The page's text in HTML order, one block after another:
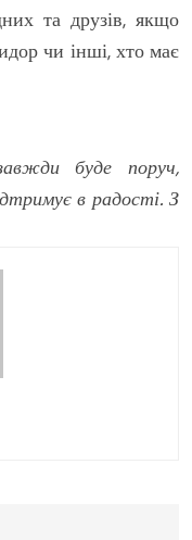
та друзів, якщо
чи інші, хто має
буде поруч,
в радості. З